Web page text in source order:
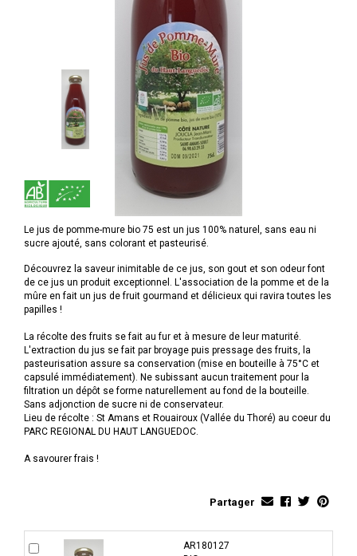
Le jus de pomme-mure bio 75 est un jus 100% naturel, sans eau ni
sucre ajouté, sans colorant et pasteurisé.
Découvrez la saveur inimitable de ce jus, son gout et son odeur font
de ce jus un produit exceptionnel. L'association de la pomme et de la
mûre en fait un jus de fruit gourmand et délicieux qui ravira toutes les
papilles !
La récolte des fruits se fait au fur et à mesure de leur maturité.
L'extraction du jus se fait par broyage puis pressage des fruits, la
pasteurisation assure sa conservation (mise en bouteille à 75°C et
capsulé immédiatement). Ne subissant aucun traitement pour la
filtration un dépôt se forme naturellement au fond de la bouteille.
Sans adjonction de sucre ni de conservateur.
Lieu de récolte : St Amans et Rouairoux (Vallée du Thoré) au coeur du
PARC REGIONAL DU HAUT LANGUEDOC.
A savourer frais !
Partager
AR180127